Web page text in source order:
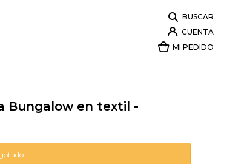
Bungalow en textil -